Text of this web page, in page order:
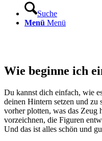
Suche
Menü Menü
Wie beginne ich
Du kannst dich einfach, wie
deinen Hintern setzen und zu
vorher plotten, was das Zeug
vorzeichnen, die Figuren
Und das ist alles schön und